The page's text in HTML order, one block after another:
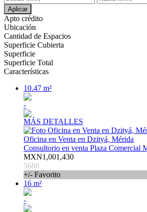
Aplicar
Apto crédito
Ubicación
Cantidad de Espacios
Superficie Cubierta
Superficie
Superficie Total
Características
10.47 m²
-
MÁS DETALLES
Oficina en Venta en Dzityá, Mérida
Consultorio en venta Plaza
MXN1,001,430
5688
+/- Favorito
16 m²
-